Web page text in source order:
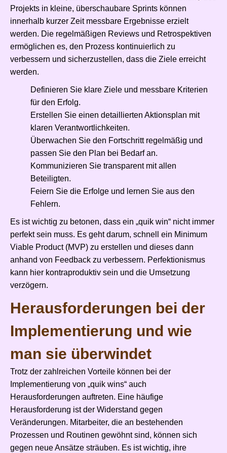
Projekts in kleine, überschaubare Sprints können
innerhalb kurzer Zeit messbare Ergebnisse erzielt
werden. Die regelmäßigen Reviews und Retrospektiven
ermöglichen es, den Prozess kontinuierlich zu
verbessern und sicherzustellen, dass die Ziele erreicht
werden.
Definieren Sie klare Ziele und messbare Kriterien
für den Erfolg.
Erstellen Sie einen detaillierten Aktionsplan mit
klaren Verantwortlichkeiten.
Überwachen Sie den Fortschritt regelmäßig und
passen Sie den Plan bei Bedarf an.
Kommunizieren Sie transparent mit allen
Beteiligten.
Feiern Sie die Erfolge und lernen Sie aus den
Fehlern.
Es ist wichtig zu betonen, dass ein „quik win“ nicht immer
perfekt sein muss. Es geht darum, schnell ein Minimum
Viable Product (MVP) zu erstellen und dieses dann
anhand von Feedback zu verbessern. Perfektionismus
kann hier kontraproduktiv sein und die Umsetzung
verzögern.
Herausforderungen bei der
Implementierung und wie
man sie überwindet
Trotz der zahlreichen Vorteile können bei der
Implementierung von „quik wins“ auch
Herausforderungen auftreten. Eine häufige
Herausforderung ist der Widerstand gegen
Veränderungen. Mitarbeiter, die an bestehenden
Prozessen und Routinen gewöhnt sind, können sich
gegen neue Ansätze sträuben. Es ist wichtig, ihre